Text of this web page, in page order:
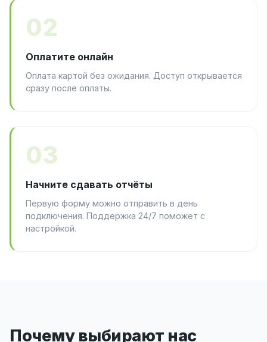
02
Оплатите онлайн
Оплата картой без ожидания. Доступ открывается
сразу после оплаты.
03
Начните сдавать отчёты
Первую форму можно отправить в день
подключения. Поддержка 24/7 поможет с
настройкой.
Почему выбирают нас